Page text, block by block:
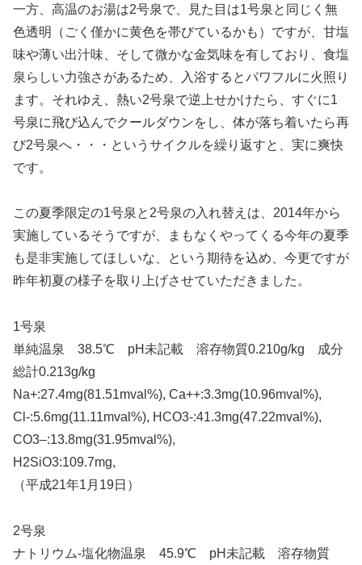
一方、高温のお湯は2号泉で、見た目は1号泉と同じく無
色透明（ごく僅かに黄色を帯びているかも）ですが、甘塩
味や薄い出汁味、そして微かな金気味を有しており、食塩
泉らしい力強さがあるため、入浴するとパワフルに火照り
ます。それゆえ、熱い2号泉で逆上せかけたら、すぐに1
号泉に飛び込んでクールダウンをし、体が落ち着いたら再
び2号泉へ・・・というサイクルを繰り返すと、実に爽快
です。
この夏季限定の1号泉と2号泉の入れ替えは、2014年から
実施しているそうですが、まもなくやってくる今年の夏季
も是非実施してほしいな、という期待を込め、今更ですが
昨年初夏の様子を取り上げさせていただきました。
1号泉
単純温泉 38.5℃ pH未記載 溶存物質0.210g/kg 成分
総計0.213g/kg
Na+:27.4mg(81.51mval%), Ca++:3.3mg(10.96mval%),
Cl-:5.6mg(11.11mval%), HCO3-:41.3mg(47.22mval%),
CO3–:13.8mg(31.95mval%),
H2SiO3:109.7mg,
（平成21年1月19日）
2号泉
ナトリウム-塩化物温泉 45.9℃ pH未記載 溶存物質